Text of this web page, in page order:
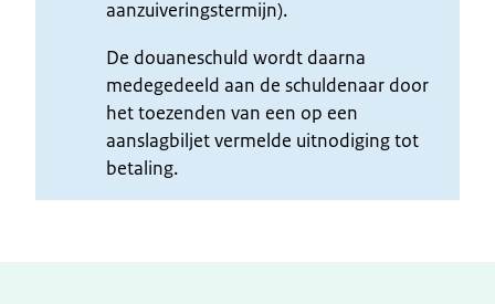
aanzuiveringstermijn).
De douaneschuld wordt daarna
medegedeeld aan de schuldenaar door
het toezenden van een op een
aanslagbiljet vermelde uitnodiging tot
betaling.